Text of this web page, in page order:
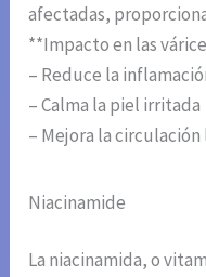
afectadas,
**Impacto en las
– Reduce la
– Calma la piel irritada
– Mejora la circulación
Niacinamide
La niacinamida, o